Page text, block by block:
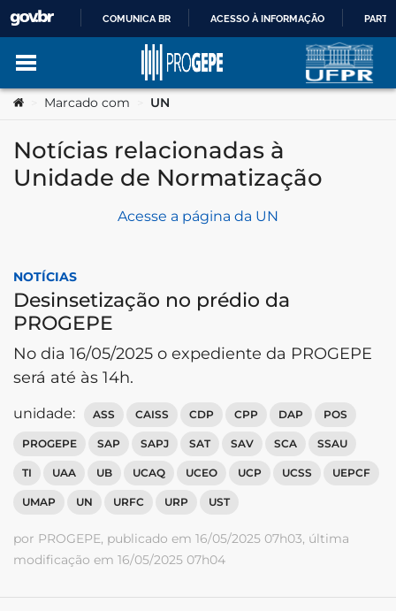
Ir para o conteúdo
IR
O
COMUNICA BR ACESSO À INFORMAÇÃO
portal
Você está aqui:
Marcado com UN
Notícias relacionadas à
Unidade de Normatização
Acesse a página da UN
NOTÍCIAS
Desinsetização no prédio da
PROGEPE
No dia 16/05/2025 o expediente da PROGEPE
será até às 14h.
unidade: ASS CAISS CDP CPP DAP POS
PROGEPE SAP SAPJ SAT SAV SCA SSAU
TI UAA UB UCAQ UCEO UCP UCSS UEPCF
UMAP UN URFC URP UST
por PROGEPE, publicado em 16/05/2025 07h03, última
modificação em 16/05/2025 07h04